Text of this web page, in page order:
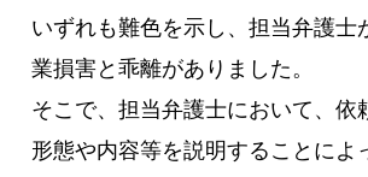
いずれも難色を示し、担当弁護士
業損害と乖離がありました。
そこで、担当弁護士において、依
形態や内容等を説明することによ